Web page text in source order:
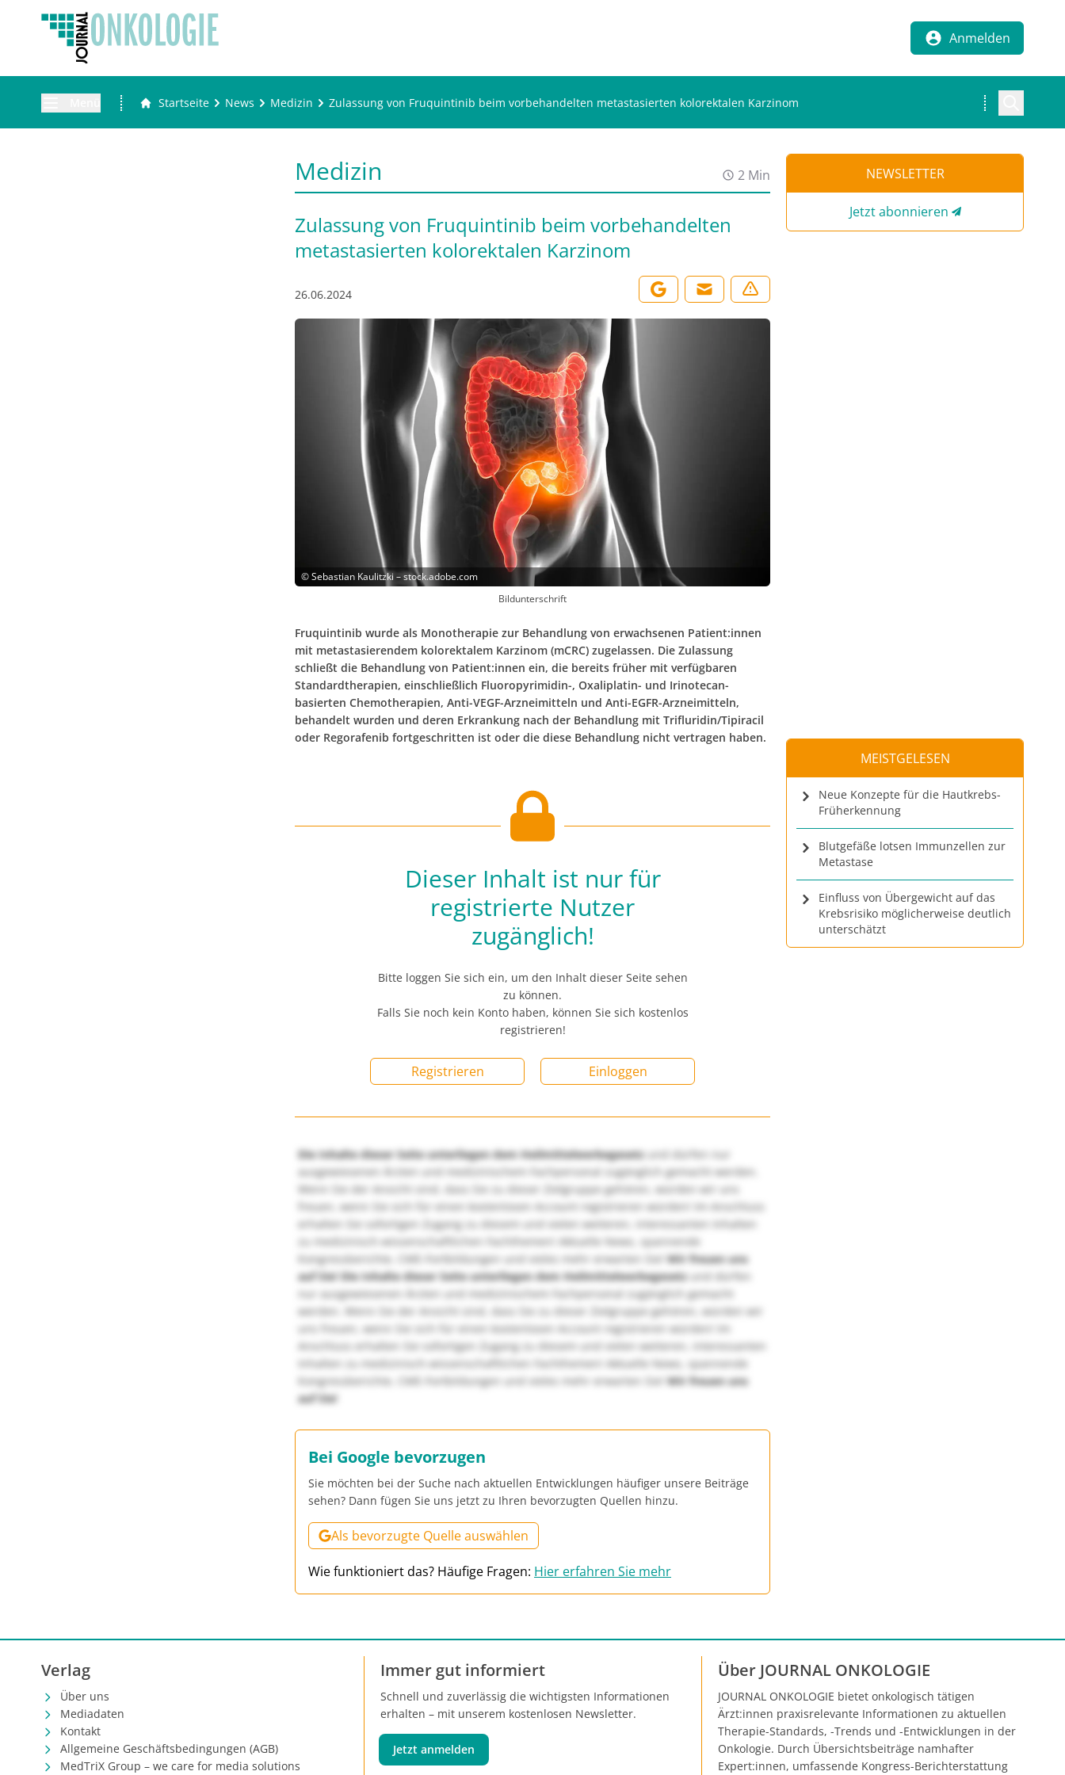
Anmelden
Startseite News Medizin Zulassung von Fruquintinib beim vorbehandelten metastasierten kolorektalen Karzinom
Medizin 2 Min
Zulassung von Fruquintinib beim vorbehandelten
metastasierten kolorektalen Karzinom
26.06.2024
©Sebastian Kaulitzki – stock.adobe.com
Bildunterschrift
Fruquintinib wurde als Monotherapie zur Behandlung von erwachsenen Patient:innen
mit metastasierendem kolorektalem Karzinom (mCRC) zugelassen. Die Zulassung
schließt die Behandlung von Patient:innen ein, die bereits früher mit verfügbaren
Standardtherapien, einschließlich Fluoropyrimidin-, Oxaliplatin- und Irinotecan-
basierten Chemotherapien, Anti-VEGF-Arzneimitteln und Anti-EGFR-Arzneimitteln,
behandelt wurden und deren Erkrankung nach der Behandlung mit Trifluridin/Tipiracil
oder Regorafenib fortgeschritten ist oder die diese Behandlung nicht vertragen haben.
Dieser Inhalt ist nur für
registrierte Nutzer
zugänglich!
Bitte loggen Sie sich ein, um den Inhalt dieser Seite sehen
zu können.
Falls Sie noch kein Konto haben, können Sie sich kostenlos
registrieren!
Registrieren Einloggen
Die Inhalte dieser Seite unterliegen dem Heilmittelwerbegesetzund dürfen nur
ausgewiesenen Ärzten und medizinischem Fachpersonal zugänglich gemacht werden.
Wenn Sie der Ansicht sind, dass Sie zu dieser Zielgruppe gehören, würden wir uns
freuen, wenn Sie sich für einen kostenlosen Account registrieren würden! Im Anschluss
erhalten Sie sofortigen Zugang zu diesem und vielen weiteren, interessanten Inhalten
zu medizinisch-wissenschaftlichen Fachthemen! Aktuelle News, spannende
Kongressberichte, CME-Fortbildungen und vieles mehr erwarten Sie!Wir freuen uns
auf Sie! Die Inhalte dieser Seite unterliegen dem Heilmittelwerbegesetzund dürfen
nur ausgewiesenen Ärzten und medizinischem Fachpersonal zugänglich gemacht
werden. Wenn Sie der Ansicht sind, dass Sie zu dieser Zielgruppe gehören, würden wir
uns freuen, wenn Sie sich für einen kostenlosen Account registrieren würden! Im
Anschluss erhalten Sie sofortigen Zugang zu diesem und vielen weiteren, interessanten
Inhalten zu medizinisch-wissenschaftlichen Fachthemen! Aktuelle News, spannende
Kongressberichte, CME-Fortbildungen und vieles mehr erwarten Sie! Wir freuen uns
auf Sie!
Bei Google bevorzugen
Sie möchten bei der Suche nach aktuellen Entwicklungen häufiger unsere Beiträge
sehen? Dann fügen Sie uns jetzt zu Ihren bevorzugten Quellen hinzu.
Als bevorzugte Quelle auswählen
Wie funktioniert das? Häufige Fragen: Hier erfahren Sie mehr
NEWSLETTER
Jetzt abonnieren
MEISTGELESEN
Neue Konzepte für die Hautkrebs-
Früherkennung
Blutgefäße lotsen Immunzellen zur
Metastase
Einfluss von Übergewicht auf das
Krebsrisiko möglicherweise deutlich
unterschätzt
Verlag
Über uns
Mediadaten
Kontakt
Allgemeine Geschäftsbedingungen (AGB)
MedTriX Group – we care for media solutions
Immer gut informiert
Schnell und zuverlässig die wichtigsten Informationen
erhalten – mit unserem kostenlosen Newsletter.
Jetzt anmelden
Über JOURNAL ONKOLOGIE
JOURNAL ONKOLOGIE bietet onkologisch tätigen
Ärzt:innen praxisrelevante Informationen zu aktuellen
Therapie-Standards, -Trends und -Entwicklungen in der
Onkologie. Durch Übersichtsbeiträge namhafter
Expert:innen, umfassende Kongress-Berichterstattung